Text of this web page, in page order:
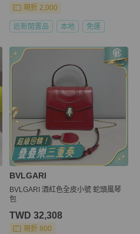
現折 2,000
近新閒置品 本地 免運
BVLGARI
BVLGARI 酒紅色全皮小號 蛇頭風琴
包
TWD 32,308
現折 800